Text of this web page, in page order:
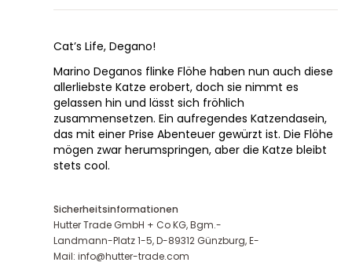
Cat’s Life, Degano!
Marino Deganos flinke Flöhe haben nun auch diese
allerliebste Katze erobert, doch sie nimmt es
gelassen hin und lässt sich fröhlich
zusammensetzen. Ein aufregendes Katzendasein,
das mit einer Prise Abenteuer gewürzt ist. Die Flöhe
mögen zwar herumspringen, aber die Katze bleibt
stets cool.
Sicherheitsinformationen
Hutter Trade GmbH + Co KG, Bgm.-
Landmann-Platz 1-5, D-89312 Günzburg, E-
Mail: info@hutter-trade.com